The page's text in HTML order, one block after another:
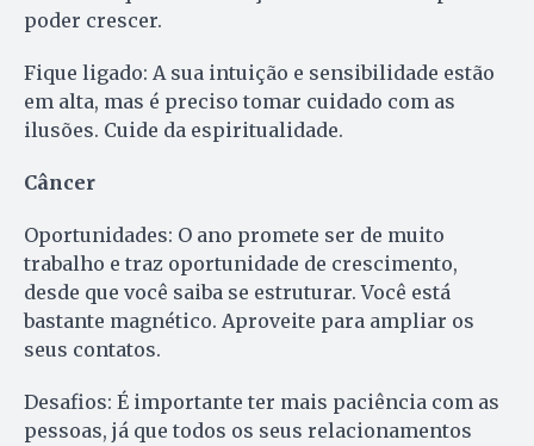
poder crescer.
Fique ligado: A sua intuição e sensibilidade estão
em alta, mas é preciso tomar cuidado com as
ilusões. Cuide da espiritualidade.
Câncer
Oportunidades: O ano promete ser de muito
trabalho e traz oportunidade de crescimento,
desde que você saiba se estruturar. Você está
bastante magnético. Aproveite para ampliar os
seus contatos.
Desafios: É importante ter mais paciência com as
pessoas, já que todos os seus relacionamentos